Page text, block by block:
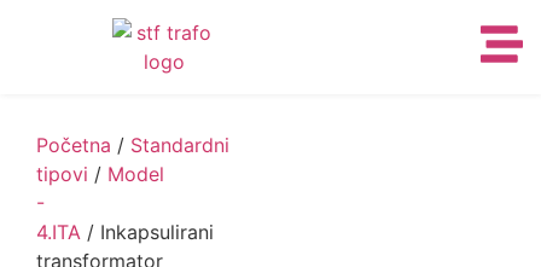
Početna / Standardni
tipovi / Model
-
4.ITA / Inkapsulirani
transformator